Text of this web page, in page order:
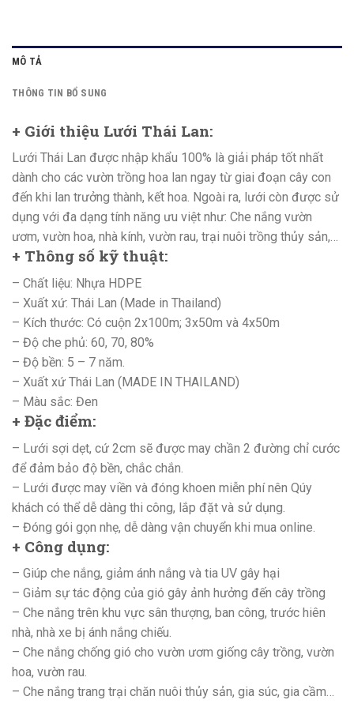
MÔ TẢ
THÔNG TIN BỔ SUNG
+ Giới thiệu Lưới Thái Lan:
Lưới Thái Lan được nhập khẩu 100% là giải pháp tốt nhất
dành cho các vườn trồng hoa lan ngay từ giai đoạn cây con
đến khi lan trưởng thành, kết hoa. Ngoài ra, lưới còn được sử
dụng với đa dạng tính năng ưu việt như: Che nắng vườn
ươm, vườn hoa, nhà kính, vườn rau, trại nuôi trồng thủy sản,…
+ Thông số kỹ thuật:
– Chất liệu: Nhựa HDPE
– Xuất xứ: Thái Lan (Made in Thailand)
– Kích thước: Có cuộn 2x100m; 3x50m và 4x50m
– Độ che phủ: 60, 70, 80%
– Độ bền: 5 – 7 năm.
– Xuất xứ Thái Lan (MADE IN THAILAND)
– Màu sắc: Đen
+ Đặc điểm:
– Lưới sợi dẹt, cứ 2cm sẽ được may chần 2 đường chỉ cước
để đảm bảo độ bền, chắc chắn.
– Lưới được may viền và đóng khoen miễn phí nên Qúy
khách có thể dễ dàng thi công, lắp đặt và sử dụng.
– Đóng gói gọn nhẹ, dễ dàng vận chuyển khi mua online.
+ Công dụng:
– Giúp che nắng, giảm ánh nắng và tia UV gây hại
– Giảm sự tác động của gió gây ảnh hưởng đến cây trồng
– Che nắng trên khu vực sân thượng, ban công, trước hiên
nhà, nhà xe bị ánh nắng chiếu.
– Che nắng chống gió cho vườn ươm giống cây trồng, vườn
hoa, vườn rau.
– Che nắng trang trại chăn nuôi thủy sản, gia súc, gia cầm…